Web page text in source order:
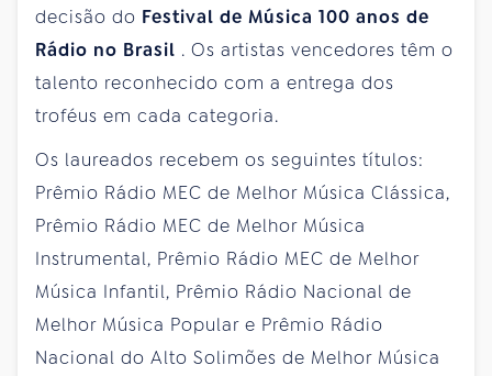
decisão do Festival de Música 100 anos de
Rádio no Brasil . Os artistas vencedores têm o
talento reconhecido com a entrega dos
troféus em cada categoria.
Os laureados recebem os seguintes títulos:
Prêmio Rádio MEC de Melhor Música Clássica,
Prêmio Rádio MEC de Melhor Música
Instrumental, Prêmio Rádio MEC de Melhor
Música Infantil, Prêmio Rádio Nacional de
Melhor Música Popular e Prêmio Rádio
Nacional do Alto Solimões de Melhor Música